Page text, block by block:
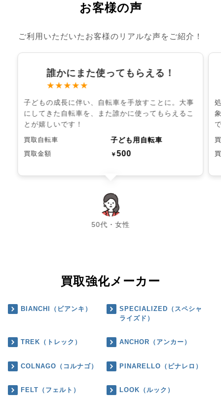
お客様の声
ご利用いただいたお客様のリアルな声をご紹介！
誰かにまた使ってもらえる！
★★★★★
子どもの成長に伴い、自転車を手放すことに。大事
にしてきた自転車を、また誰かに使ってもらえるこ
とが嬉しいです！
買取自転車 子ども用自転車
買取金額 ￥500
50代・女性
chevron_left chevron_right
買取強化メーカー
BIANCHI（ビアンキ）
SPECIALIZED（スペシャ
ライズド）
TREK（トレック） ANCHOR（アンカー）
COLNAGO（コルナゴ） PINARELLO（ピナレロ）
FELT（フェルト） LOOK（ルック）